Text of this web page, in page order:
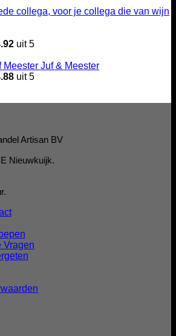
uit 5
Juf & Meester
uit 5
Artisan BV
Nieuwkuijk.
Vragen